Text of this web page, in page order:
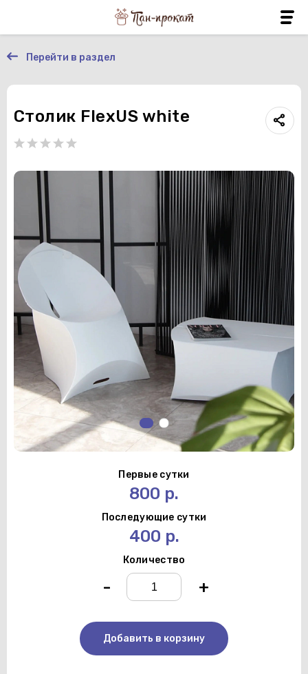
Перейти в раздел
Столик FlexUS white
Первые сутки
800 р.
Последующие сутки
400 р.
Количество
- +
Добавить в корзину